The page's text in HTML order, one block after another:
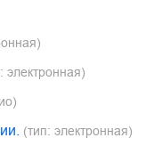
электронная)
(тип: электронная)